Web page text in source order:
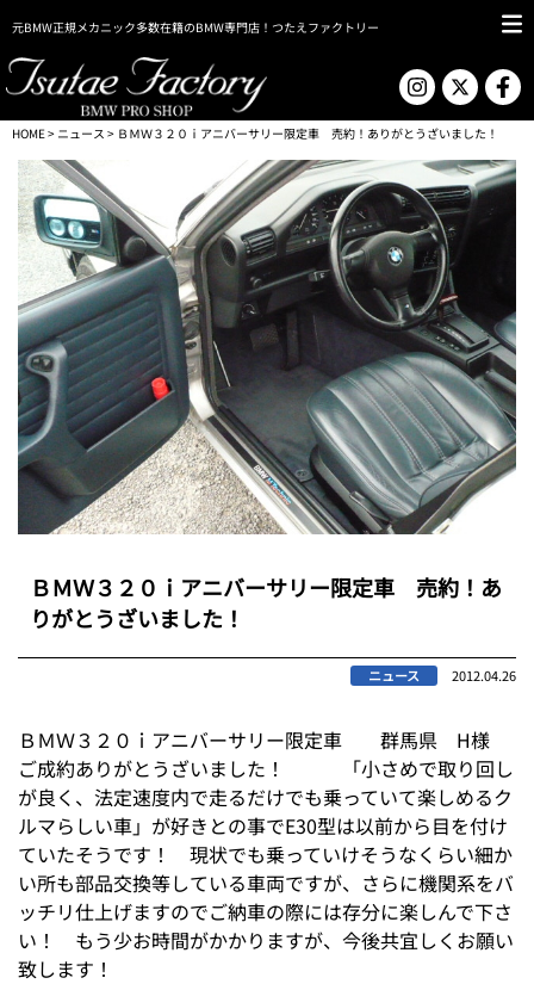
元BMW正規メカニック多数在籍のBMW専門店！つたえファクトリー
HOME> ニュース > ＢＭＷ３２０ｉアニバーサリー限定車 売約！ありがとうざいました！
ＢＭＷ３２０ｉアニバーサリー限定車 売約！あ
りがとうざいました！
ニュース 2012.04.26
ＢＭＷ３２０ｉアニバーサリー限定車 群馬県 H様
ご成約ありがとうざいました！ 「小さめで取り回し
が良く、法定速度内で走るだけでも乗っていて楽しめるク
ルマらしい車」が好きとの事でE30型は以前から目を付け
ていたそうです！ 現状でも乗っていけそうなくらい細か
い所も部品交換等している車両ですが、さらに機関系をバ
ッチリ仕上げますのでご納車の際には存分に楽しんで下さ
い！ もう少お時間がかかりますが、今後共宜しくお願い
致します！